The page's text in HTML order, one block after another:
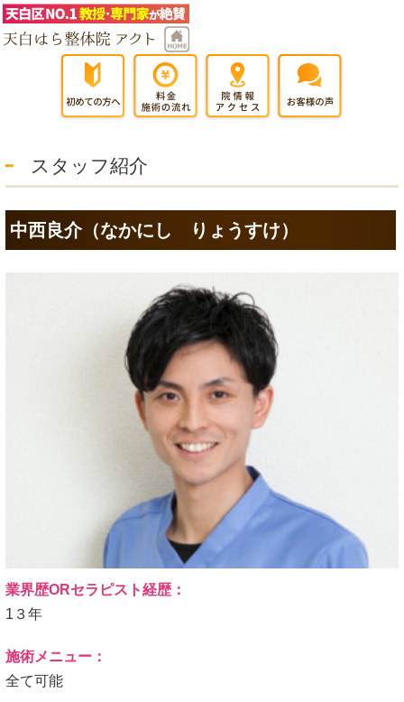
スタッフ紹介
中西良介（なかにし りょうすけ）
業界歴ORセラピスト経歴：
1３年
施術メニュー：
全て可能